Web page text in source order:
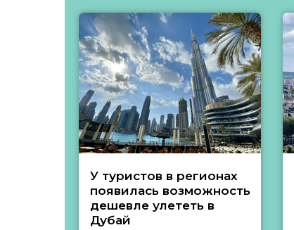
У туристов в регионах
появилась возможность
дешевле улететь в
Дубай